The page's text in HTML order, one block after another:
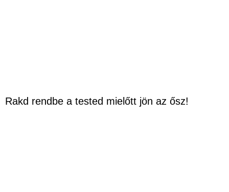
Rakd rendbe a tested mielőtt jön az ősz!